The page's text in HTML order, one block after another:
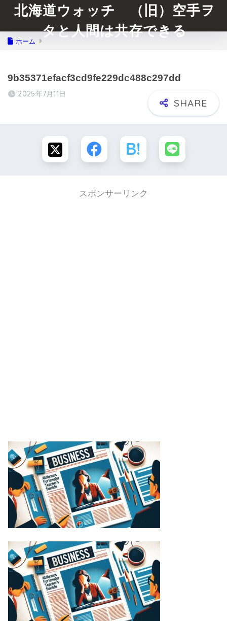
北海道ウォッチ （旧）空手ヲ
タと人間は共存できる
ホーム
9b35371efacf3cd9fe229dc488c297dd
2025年7月11日
スポンサーリンク